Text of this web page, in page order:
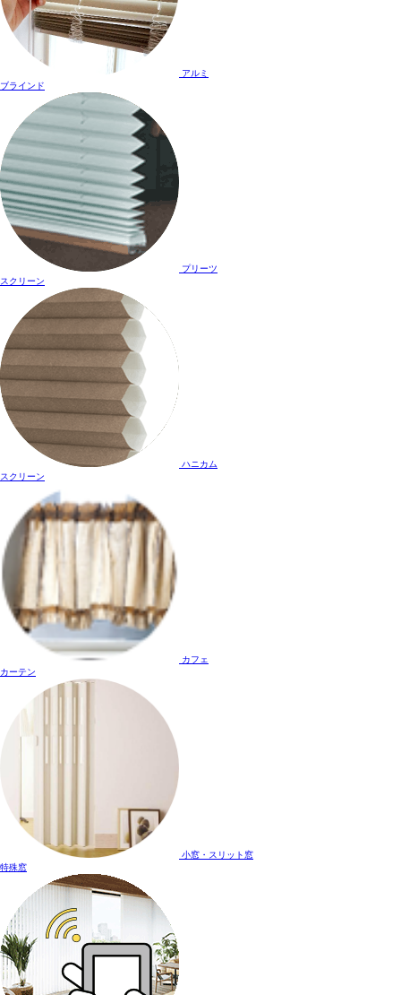
アルミ
ブラインド
プリーツ
スクリーン
ハニカム
スクリーン
カフェ
カーテン
小窓・スリット窓
特殊窓